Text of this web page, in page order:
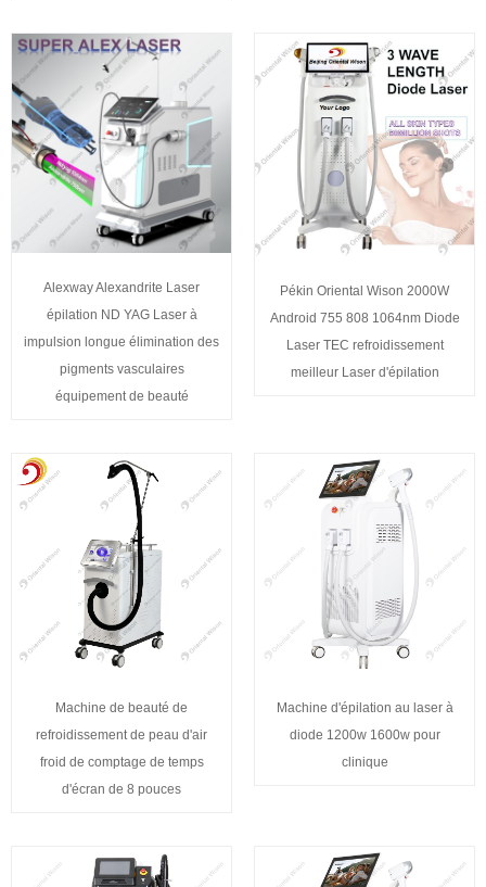
Alexway Alexandrite Laser
épilation ND YAG Laser à
impulsion longue élimination des
pigments vasculaires
équipement de beauté
Pékin Oriental Wison 2000W
Android 755 808 1064nm Diode
Laser TEC refroidissement
meilleur Laser d'épilation
Machine de beauté de
refroidissement de peau d'air
froid de comptage de temps
d'écran de 8 pouces
Machine d'épilation au laser à
diode 1200w 1600w pour
clinique